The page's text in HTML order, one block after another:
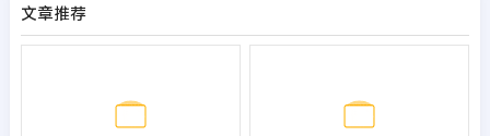
文章推荐